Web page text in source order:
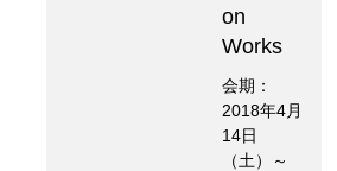
on
Works
会期：
2018年4月
14日
（土）～